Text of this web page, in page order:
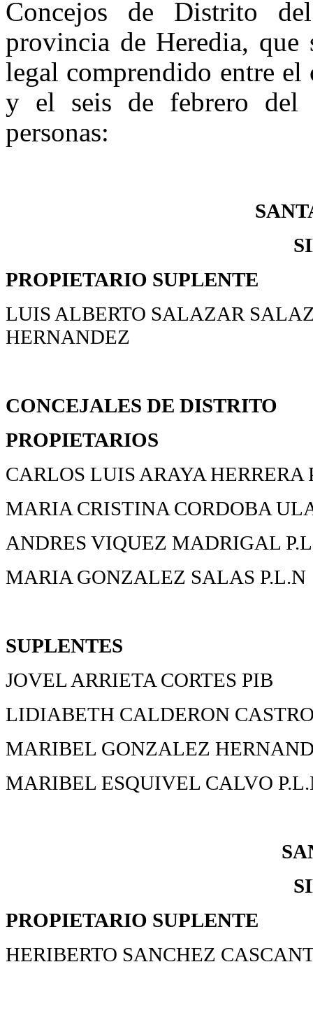
Concejos de Distrito
provincia de Heredia,
legal comprendido entre
y el seis de febrero del
personas:
PROPIETARIO SUPLENTE
LUIS ALBERTO SALAZAR
HERNANDEZ
CONCEJALES DE DISTRITO
PROPIETARIOS
CARLOS LUIS ARAYA HERRERA
MARIA CRISTINA CORDOBA
ANDRES VIQUEZ MADRIGAL
MARIA GONZALEZ SALAS P.L.N
SUPLENTES
JOVEL ARRIETA CORTES PIB
LIDIABETH CALDERON
MARIBEL GONZALEZ
MARIBEL ESQUIVEL CALVO
PROPIETARIO SUPLENTE
HERIBERTO SANCHEZ